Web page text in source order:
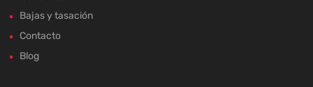
Bajas y tasación
Contacto
Blog